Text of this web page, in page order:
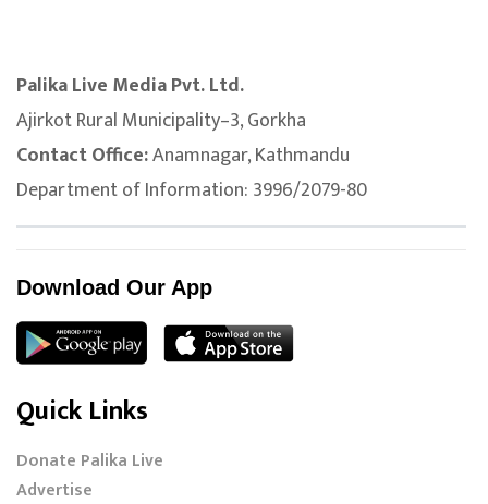
Palika Live Media Pvt. Ltd.
Ajirkot Rural Municipality–3, Gorkha
Contact Office:Anamnagar, Kathmandu
Department of Information: 3996/2079-80
Download Our App
Quick Links
Donate Palika Live
Advertise